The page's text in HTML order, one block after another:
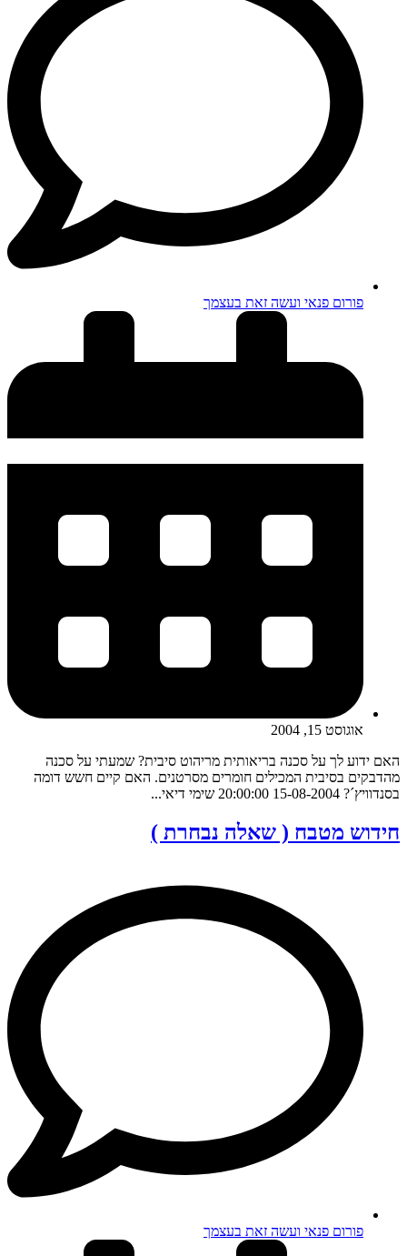
פורום פנאי ועשה זאת בעצמך
אוגוסט 15, 2004
האם ידוע לך על סכנה בריאותית מריהוט סיבית? שמעתי על סכנה
מהדבקים בסיבית המכילים חומרים מסרטנים. האם קיים חשש דומה
בסנדוויץ´? 15-08-2004 20:00:00 שימי דיאי...
חידוש מטבח ( שאלה נבחרת )
פורום פנאי ועשה זאת בעצמך